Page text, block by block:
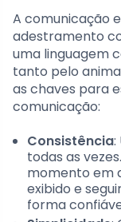
A comunicação
adestramento
uma linguagem
tanto pelo
as chaves para
comunicação:
Consistência:
todas as
momento em
exibido e
forma